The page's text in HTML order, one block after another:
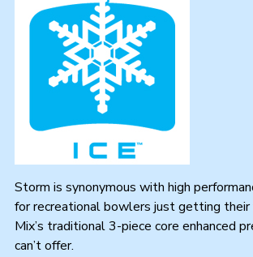
Storm is synonymous with high
for recreational bowlers just getting
Mix’s traditional 3-piece core enhanced
can’t offer.